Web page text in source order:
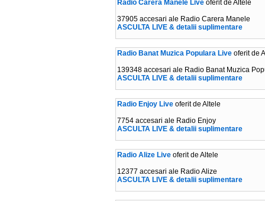
Radio Carera Manele Live oferit de Altele
37905 accesari ale Radio Carera Manele
ASCULTA LIVE & detalii suplimentare
Radio Banat Muzica Populara Live oferit de
139348 accesari ale Radio Banat Muzica
ASCULTA LIVE & detalii suplimentare
Radio Enjoy Live oferit de Altele
7754 accesari ale Radio Enjoy
ASCULTA LIVE & detalii suplimentare
Radio Alize Live oferit de Altele
12377 accesari ale Radio Alize
ASCULTA LIVE & detalii suplimentare